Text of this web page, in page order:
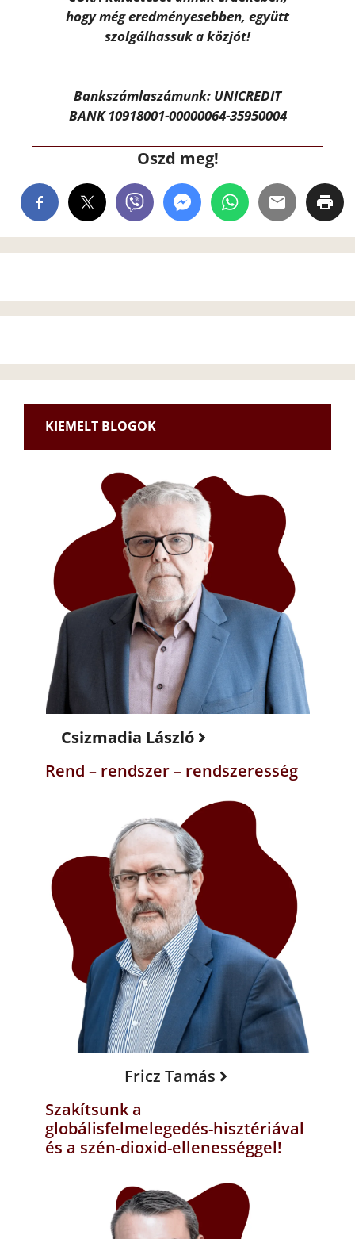
hogy még eredményesebben, együtt
szolgálhassuk a közjót!
Bankszámlaszámunk: UNICREDIT
BANK 10918001-00000064-35950004
Oszd meg!
KIEMELT BLOGOK
Csizmadia László
Rend – rendszer – rendszeresség
Fricz Tamás
Szakítsunk a
globálisfelmelegedés-hisztériával
és a szén-dioxid-ellenességgel!